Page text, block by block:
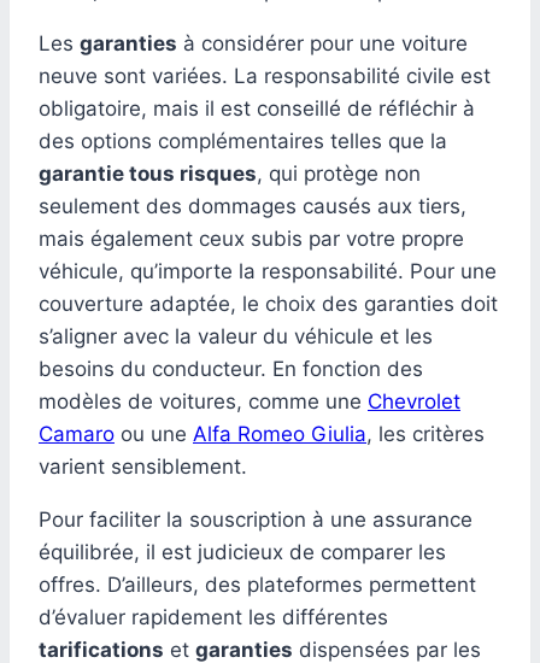
Les garanties à considérer pour une voiture
neuve sont variées. La responsabilité civile est
obligatoire, mais il est conseillé de réfléchir à
des options complémentaires telles que la
garantie tous risques, qui protège non
seulement des dommages causés aux tiers,
mais également ceux subis par votre propre
véhicule, qu’importe la responsabilité. Pour une
couverture adaptée, le choix des garanties doit
s’aligner avec la valeur du véhicule et les
besoins du conducteur. En fonction des
modèles de voitures, comme une Chevrolet
Camaro ou une Alfa Romeo Giulia, les critères
varient sensiblement.
Pour faciliter la souscription à une assurance
équilibrée, il est judicieux de comparer les
offres. D’ailleurs, des plateformes permettent
d’évaluer rapidement les différentes
tarifications et garanties dispensées par les